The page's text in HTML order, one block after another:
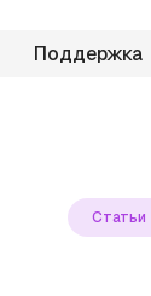
Поддержка
Статьи